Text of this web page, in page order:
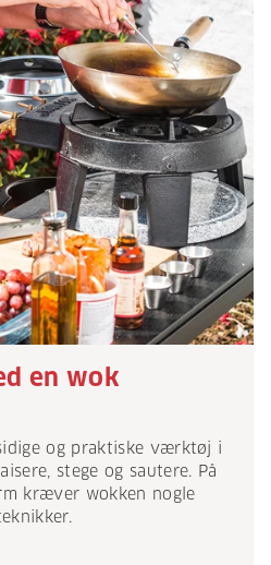
en wok
og praktiske værktøj i
stege og sautere. På
kræver wokken nogle